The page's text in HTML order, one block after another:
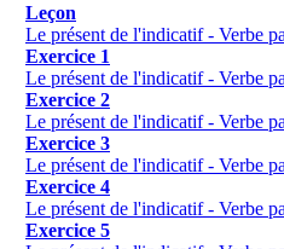
Leçon
Le présent de l'indicatif - Verbe
Exercice 1
Le présent de l'indicatif - Verbe
Exercice 2
Le présent de l'indicatif - Verbe
Exercice 3
Le présent de l'indicatif - Verbe
Exercice 4
Le présent de l'indicatif - Verbe
Exercice 5